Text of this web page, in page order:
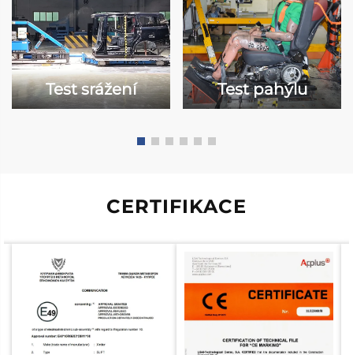
Test srážení Test pahýlu
CERTIFIKACE